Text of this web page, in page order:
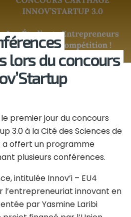
lors du concours
le premier jour du concours
3.0 à la Cité des Sciences de
a offert un programme
plusieurs conférences.
intitulée Innov’i – EU4
l’entrepreneuriat innovant en
par Yasmine Laribi